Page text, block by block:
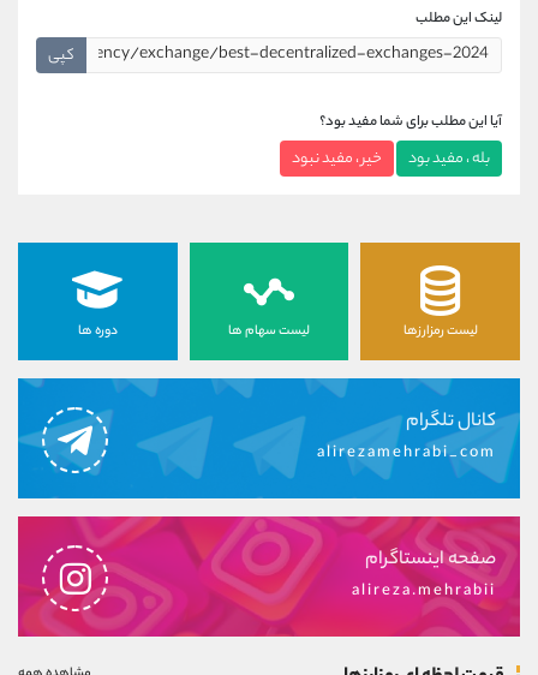
لینک این مطلب
کپی
آیا این مطلب برای شما مفید بود؟
بله ، مفید بود خیر ، مفید نبود
لیست رمزارزها لیست سهام ها دوره ها
کانال تلگرام
alirezamehrabi_com
صفحه اینستاگرام
alireza.mehrabii